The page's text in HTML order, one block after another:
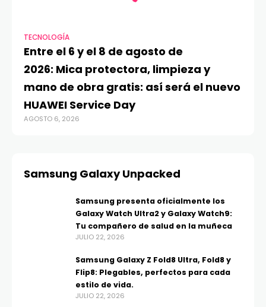
TECNOLOGÍA
Entre el 6 y el 8 de agosto de
2026: Mica protectora, limpieza y
mano de obra gratis: así será el nuevo
HUAWEI Service Day
AGOSTO 6, 2026
Samsung Galaxy Unpacked
Samsung presenta oficialmente los
Galaxy Watch Ultra2 y Galaxy Watch9:
Tu compañero de salud en la muñeca
JULIO 22, 2026
Samsung Galaxy Z Fold8 Ultra, Fold8 y
Flip8: Plegables, perfectos para cada
estilo de vida.
JULIO 22, 2026